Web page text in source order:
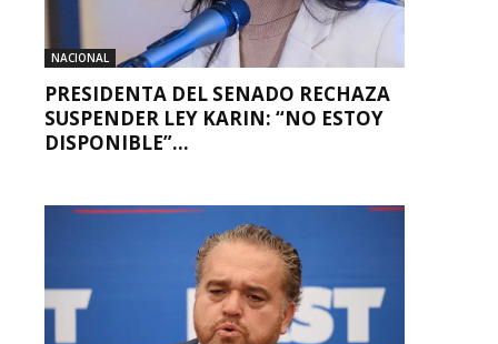
NACIONAL
PRESIDENTA DEL SENADO RECHAZA
SUSPENDER LEY KARIN: “NO ESTOY
DISPONIBLE”...